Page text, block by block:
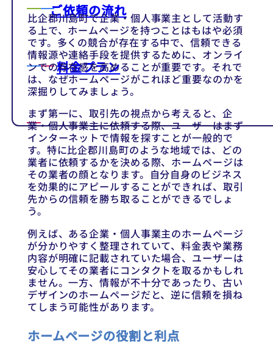
ご依頼の流れ
料金プラン
比企郡川島町で企業・個人事業主として活動す
る上で、ホームページを持つことはもはや必須
です。多くの競合が存在する中で、信頼できる
情報源や連絡手段を提供するために、オンライ
ンでの存在感を高めることが重要です。それで
は、なぜホームページがこれほど重要なのかを
深掘りしてみましょう。
まず第一に、取引先の視点から考えると、企
業・個人事業主に依頼する際、ユーザーはまず
インターネットで情報を探すことが一般的で
す。特に比企郡川島町のような地域では、どの
業者に依頼するかを決める際、ホームページは
その業者の顔となります。自分自身のビジネス
を効果的にアピールすることができれば、取引
先からの信頼を勝ち取ることができるでしょ
う。
例えば、ある企業・個人事業主のホームページ
が分かりやすく整理されていて、料金表や業務
内容が明確に記載されていた場合、ユーザーは
安心してその業者にコンタクトを取るかもしれ
ません。一方、情報が不十分であったり、古い
デザインのホームページだと、逆に信頼を損ね
てしまう可能性があります。
ホームページの役割と利点